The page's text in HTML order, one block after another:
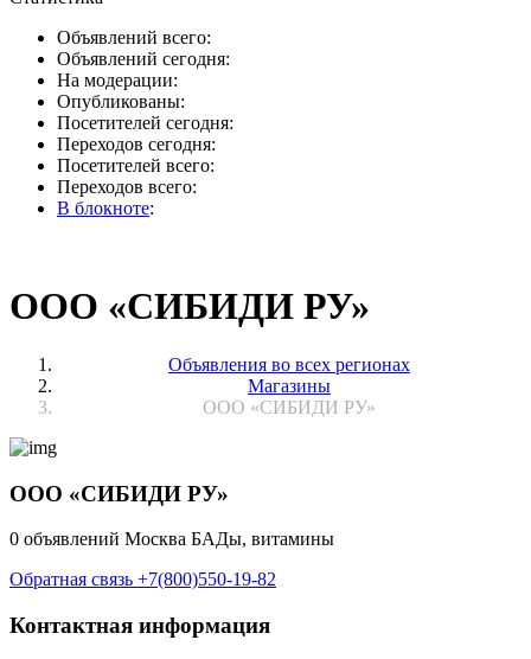
Объявлений всего:
Объявлений сегодня:
На модерации:
Опубликованы:
Посетителей сегодня:
Переходов сегодня:
Посетителей всего:
Переходов всего:
В блокноте:
ООО «СИБИДИ РУ»
Объявления во всех регионах
Магазины
ООО «СИБИДИ РУ»
ООО «СИБИДИ РУ»
0 объявлений Москва БАДы, витамины
Обратная связь +7(800)550-19-82
Контактная информация